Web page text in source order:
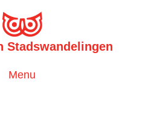
Stadswandelingen
Toggle
Menu